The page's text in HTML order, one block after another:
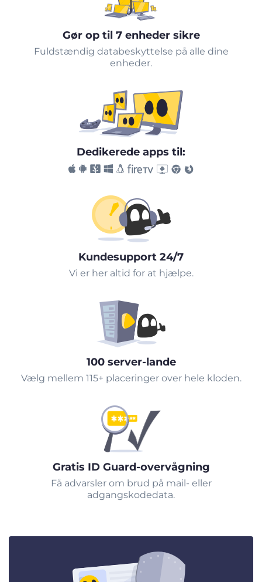
Gør op til 7 enheder sikre
Fuldstændig databeskyttelse på alle dine
enheder.
Dedikerede apps til:
Kundesupport 24/7
Vi er her altid for at hjælpe.
100 server-lande
Vælg mellem 115+ placeringer over hele kloden.
Gratis ID Guard-overvågning
Få advarsler om brud på mail- eller
adgangskodedata.